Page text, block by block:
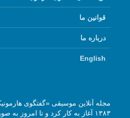
قوانین ما
درباره ما
English
۱۳۸۳ آغاز به کار کرد و تا امروز